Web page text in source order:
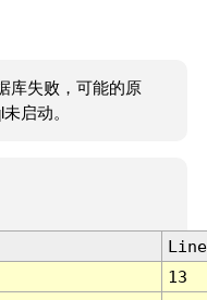
库失败，可能的原
启动。
Line
13